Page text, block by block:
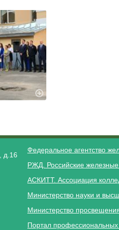
д.16
Федеральное агентство
РЖД. Российские железные
АСКИТТ. Ассоциация
Министерство науки и
Министерство
Портал профессиональных